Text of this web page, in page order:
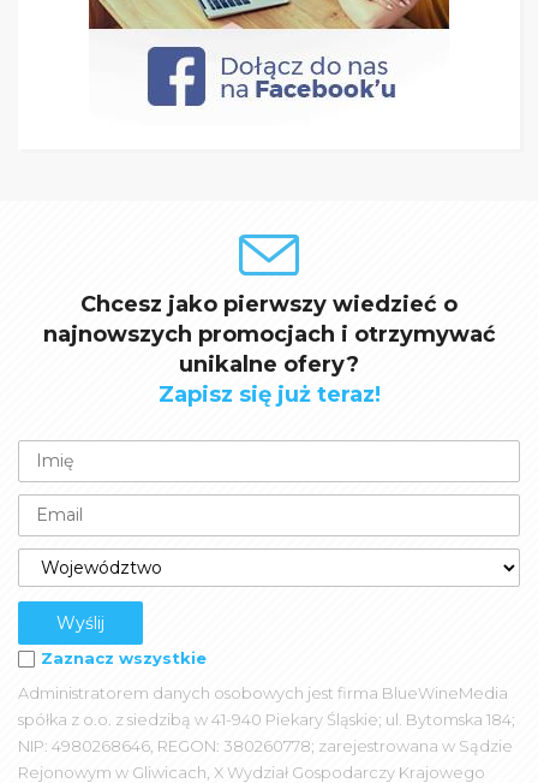
Chcesz jako pierwszy wiedzieć o
najnowszych promocjach i otrzymywać
unikalne ofery?
Zapisz się już teraz!
Zaznacz wszystkie
Administratorem danych osobowych jest firma BlueWineMedia
spółka z o.o. z siedzibą w 41-940 Piekary Śląskie; ul. Bytomska 184;
NIP: 4980268646, REGON: 380260778; zarejestrowana w Sądzie
Rejonowym w Gliwicach, X Wydział Gospodarczy Krajowego